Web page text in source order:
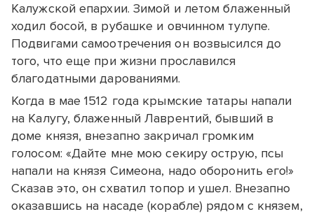
Калужской епархии. Зимой и летом блаженный
ходил босой, в рубашке и овчинном тулупе.
Подвигами самоотречения он возвысился до
того, что еще при жизни прославился
благодатными дарованиями.
Когда в мае 1512 года крымские татары напали
на Калугу, блаженный Лаврентий, бывший в
доме князя, внезапно закричал громким
голосом: «Дайте мне мою секиру острую, псы
напали на князя Симеона, надо оборонить его!»
Сказав это, он схватил топор и ушел. Внезапно
оказавшись на насаде (корабле) рядом с князем,